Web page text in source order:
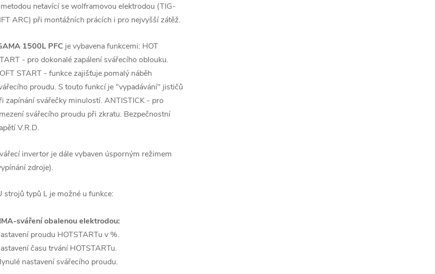
netavící se wolframovou elektrodou (TIG-
ARC) při montážních prácích i pro nejvyšší zátěž.
1500L PFC je vybavena funkcemi: HOT
- pro dokonalé zapálení svářecího oblouku.
START - funkce zajišťuje pomalý náběh
proudu. S touto funkcí je "vypadávání" jističů
zapínání svářečky minulostí. ANTISTICK - pro
svářecího proudu při zkratu. Bezpečnostní
V.R.D.
invertor je dále vybaven úsporným režimem
zdroje).
strojů typů L je možné u funkce:
sváření obalenou elektrodou:
proudu HOTSTARTu v %.
času trvání HOTSTARTu.
nastavení svářecího proudu.